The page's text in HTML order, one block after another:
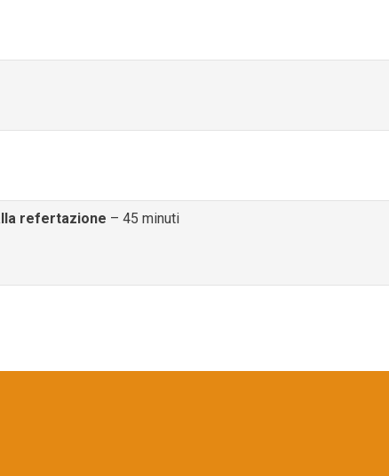
refertazione – 45 minuti